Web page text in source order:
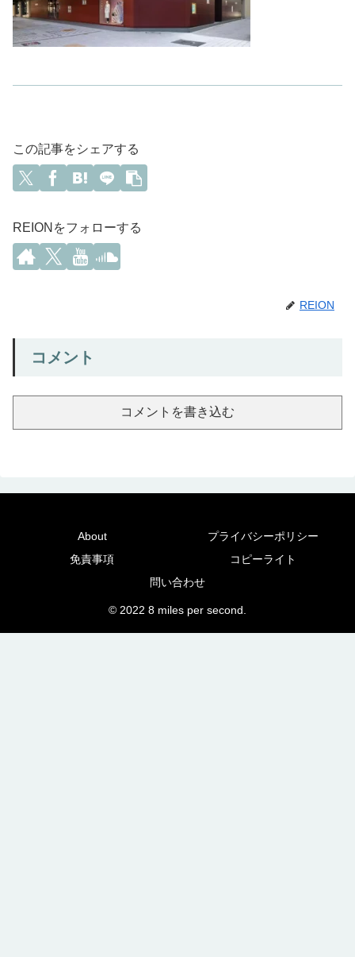
この記事をシェアする
REIONをフォローする
REION
コメント
コメントを書き込む
About
プライバシーポリシー
免責事項
コピーライト
問い合わせ
© 2022 8 miles per second.